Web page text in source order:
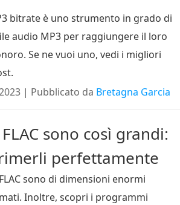
bitrate è uno strumento in grado di
audio MP3 per raggiungere il loro
Se ne vuoi uno, vedi i migliori
| Pubblicato da Bretagna Garcia
sono così grandi:
perfettamente
sono di dimensioni enormi
Inoltre, scopri i programmi